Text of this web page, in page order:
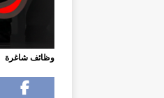
وظائف شاغرة